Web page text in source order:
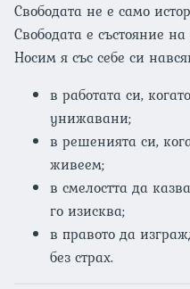
Свободата не е само
Свободата е състояние на
Носим я със себе си
в работата си,
унижавани;
в решенията си,
живеем;
в смелостта да
го изисква;
в правото да
без страх.